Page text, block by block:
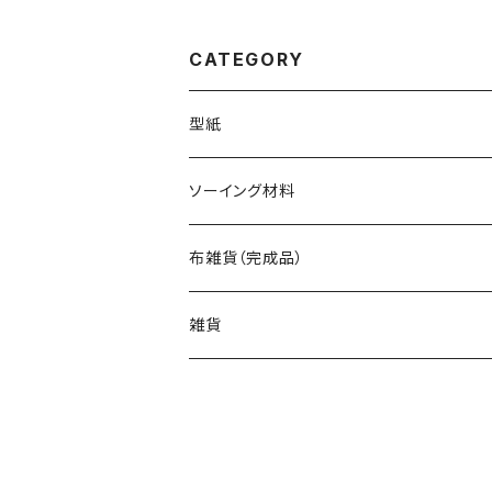
CATEGORY
型紙
バッグ（型紙）
トートバッグ（型紙）
ショルダーバッグ（型紙）
ポーチ・ケース（型紙）
ファスナーポーチ（型紙）
巾着袋・布袋（型紙）
ソーイング材料
生地
キット
布雑貨（完成品）
バッグ
雑貨